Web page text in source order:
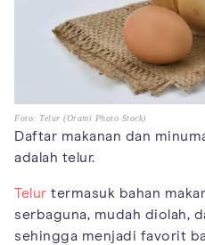
Foto: Telur (Orami Photo Stock)
Daftar makanan dan
adalah telur.
Telur termasuk bahan
serbaguna, mudah diolah,
sehingga menjadi favorit